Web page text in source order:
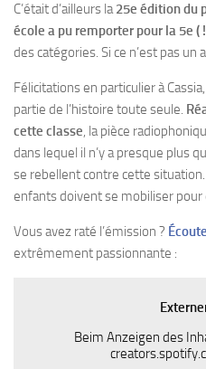
C’était d’ailleurs la25e édition du
école a pu remporter pour la 5e
des catégories. Si ce n’est pas un
Félicitations en particulier à
partie de l’histoire toute seule.
cette classe, la pièce
dans lequel il n’y a presque plus
se rebellent contre cette
enfants doivent se mobiliser
Vous avez raté l’émission ?
extrêmement passionnante :
Beim Anzeigen des